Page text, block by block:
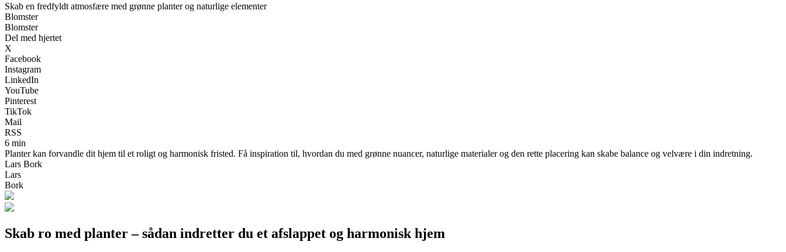
Skab en fredfyldt atmosfære med grønne planter og naturlige elementer
Blomster
Blomster
Del med hjertet
X
Facebook
Instagram
LinkedIn
YouTube
Pinterest
TikTok
Mail
RSS
6 min
Planter kan forvandle dit hjem til et roligt og harmonisk fristed. Få inspiration til, hvordan du med grønne nuancer, naturlige materialer og den rette placering kan skabe balance og velvære i din indretning.
Lars Bork
Lars
Bork
Skab ro med planter – sådan indretter du et afslappet og harmonisk hjem